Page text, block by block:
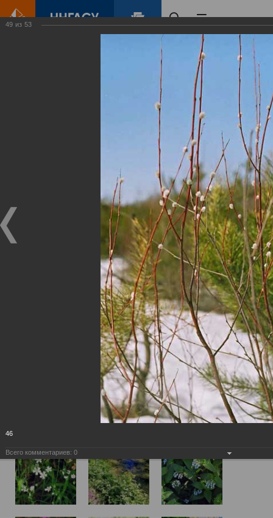
Виртуальные
(фотоальбомы)
49 из 53
46
Всего комментариев: 0